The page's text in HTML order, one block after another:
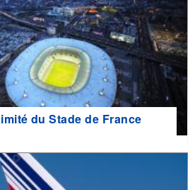
du Stade de France